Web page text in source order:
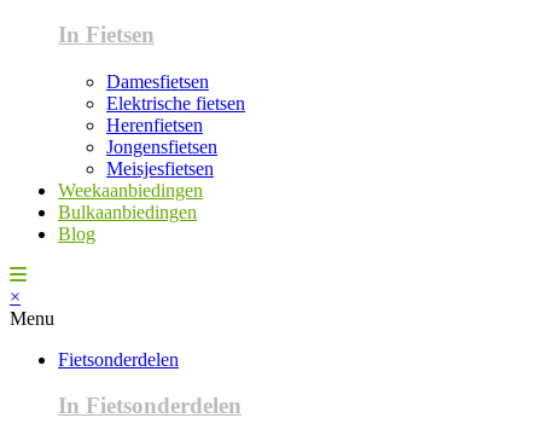
In Fietsen
Damesfietsen
Elektrische fietsen
Herenfietsen
Jongensfietsen
Meisjesfietsen
Weekaanbiedingen
Bulkaanbiedingen
Blog
×
Menu
Fietsonderdelen
In Fietsonderdelen